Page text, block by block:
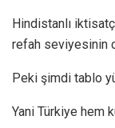
Hindistanlı
refah seviyesinin
Peki şimdi tablo
Yani Türkiye hem